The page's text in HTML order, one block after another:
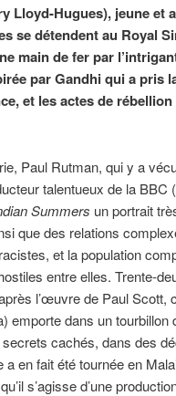
Lloyd-Hugues), jeune et
se détendent au Royal
main de fer par
par Gandhi qui a pris
et les actes de
Paul Rutman, qui y a
talentueux de la BBC
Summers un portrait
que des relations
et la population
entre elles. Trente-
l’œuvre de Paul Scott,
emporte dans un tourbillon
secrets cachés, dans des
en fait été tournée en
s’agisse d’une